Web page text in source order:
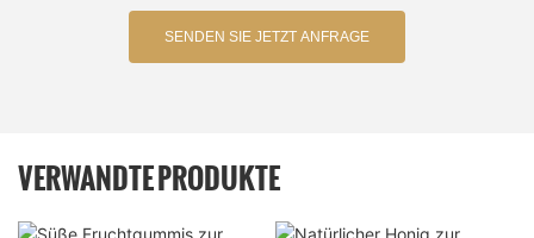
SENDEN SIE JETZT ANFRAGE
VERWANDTE PRODUKTE